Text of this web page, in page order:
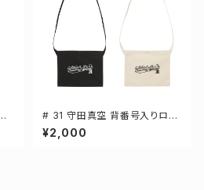
# 31 守田真空 背番号入りロゴ
キャンバスサコッシュ 選手還元
2カラー 001461
¥2,000